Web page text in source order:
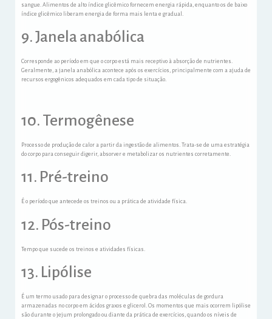
sangue. Alimentos de alto índice glicêmico fornecem energia rápida, enquanto os de baixo
índice glicêmico liberam energia de forma mais lenta e gradual.
9. Janela anabólica
Corresponde ao período em que o corpo está mais receptivo à absorção de nutrientes.
Geralmente, a janela anabólica acontece após os exercícios, principalmente com a ajuda de
recursos ergogênicos adequados em cada tipo de situação.
10. Termogênese
Processo de produção de calor a partir da ingestão de alimentos. Trata-se de uma estratégia
do corpo para conseguir digerir, absorver e metabolizar os nutrientes corretamente.
11. Pré-treino
É o período que antecede os treinos ou a prática de atividade física.
12. Pós-treino
Tempo que sucede os treinos e atividades físicas.
13. Lipólise
É um termo usado para designar o processo de quebra das moléculas de gordura
armazenadas no corpo em ácidos graxos e glicerol. Os momentos que mais ocorrem lipólise
são durante o jejum prolongado ou diante da prática de exercícios, quando os níveis de